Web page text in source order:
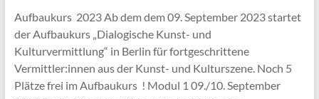
Aufbaukurs 2023 Ab dem dem 09. September 2023 startet
der Aufbaukurs „Dialogische Kunst- und
Kulturvermittlung“ in Berlin für fortgeschrittene
Vermittler:innen aus der Kunst- und Kulturszene. Noch 5
Plätze frei im Aufbaukurs ! Modul 1 09./10. September